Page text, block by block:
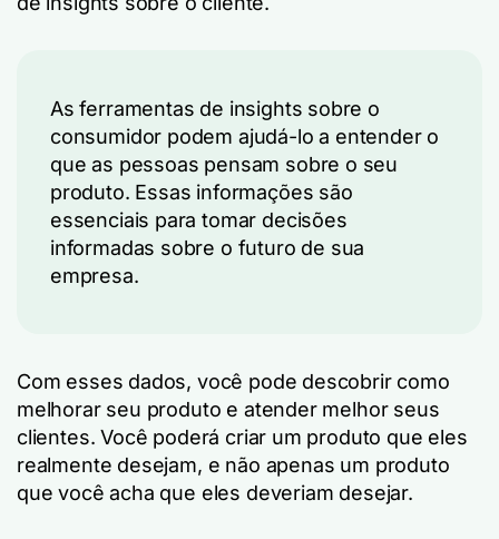
As ferramentas de insights sobre o
consumidor podem ajudá-lo a entender o
que as pessoas pensam sobre o seu
produto. Essas informações são
essenciais para tomar decisões
informadas sobre o futuro de sua
empresa.
Com esses dados, você pode descobrir como
melhorar seu produto e atender melhor seus
clientes. Você poderá criar um produto que eles
realmente desejam, e não apenas um produto
que você acha que eles deveriam desejar.